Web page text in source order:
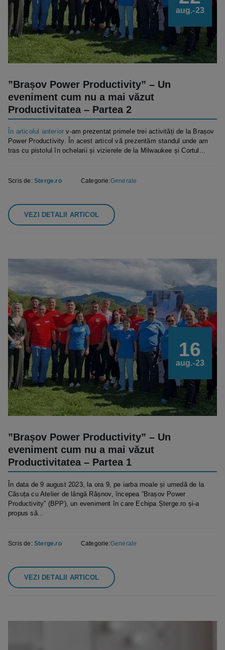
aug.-23
”Brașov Power Productivity” – Un
eveniment cum nu a mai văzut
Productivitatea – Partea 2
În articolul anterior v-am prezentat primele trei activități de la Brașov
Power Productivity. În acest articol vă prezentăm standul unde am
tras cu pistolul în ochelarii și vizierele de la Milwaukee și Cortul...
Scris de: Sterge.ro Categorie:Generale
VEZI DETALII ARTICOL
16
aug.-23
”Brașov Power Productivity” – Un
eveniment cum nu a mai văzut
Productivitatea – Partea 1
În data de 9 august 2023, la ora 9, pe iarba moale și umedă de la
Căsuța cu Atelier de lângă Râșnov, începea ”Brașov Power
Productivity” (BPP), un eveniment în care Echipa Șterge.ro și-a
propus să...
Scris de: Sterge.ro Categorie:Generale
VEZI DETALII ARTICOL